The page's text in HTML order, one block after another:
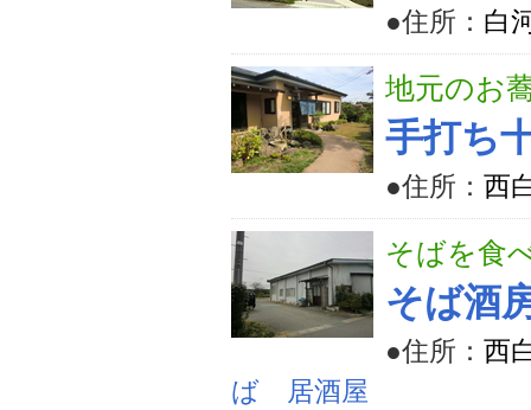
●住所： 白
地元のお
手打ち
●住所： 西
そばを食
そば酒
●住所： 西
ば 居酒屋